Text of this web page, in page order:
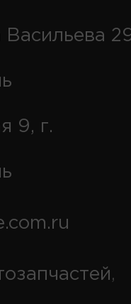
Васильева
9, г.
,